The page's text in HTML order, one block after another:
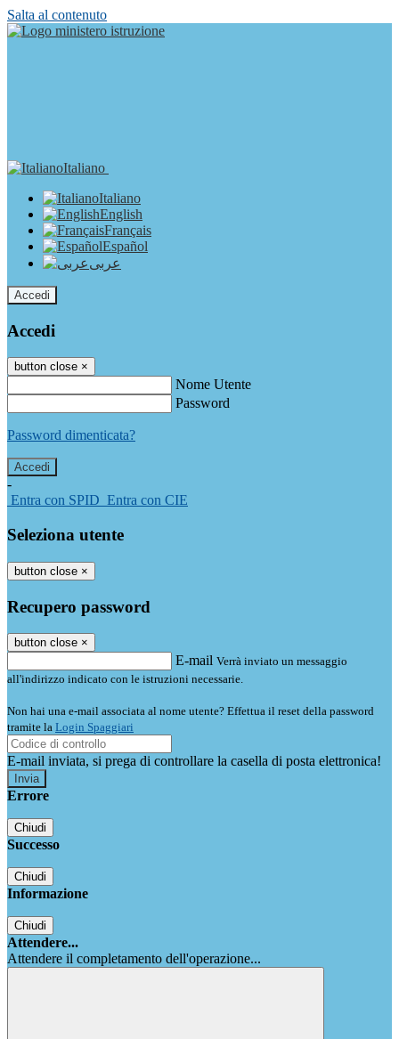
Salta al contenuto
Italiano
Italiano
English
Français
Español
عربى
Accedi
Accedi
button close ×
Nome Utente
Password
Password dimenticata?
-
Entra con SPID Entra con CIE
Seleziona utente
button close ×
Recupero password
button close ×
E-mail Verrà inviato un messaggio
all'indirizzo indicato con le istruzioni necessarie.
Non hai una e-mail associata al nome utente? Effettua il reset della password
tramite la Login Spaggiari
E-mail inviata, si prega di controllare la casella di posta elettronica!
Errore
Chiudi
Successo
Chiudi
Informazione
Chiudi
Attendere...
Attendere il completamento dell'operazione...